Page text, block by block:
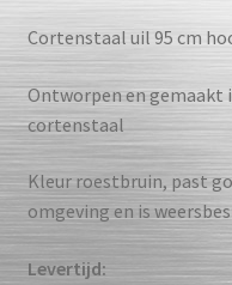
Cortenstaal uil 95 cm
Ontworpen en gemaakt
cortenstaal
Kleur roestbruin, past
omgeving en is
Levertijd: